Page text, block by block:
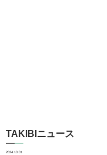
TAKIBIニュース
2024.10.01